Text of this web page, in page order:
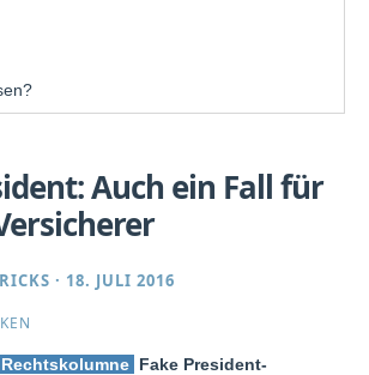
Auch ein Fall für
· 18. JULI 2016
Fake President-